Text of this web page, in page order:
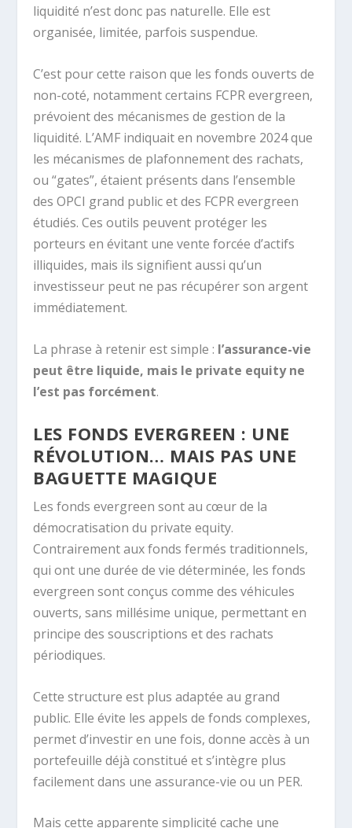
liquidité n’est donc pas naturelle. Elle est
organisée, limitée, parfois suspendue.
C’est pour cette raison que les fonds ouverts de
non-coté, notamment certains FCPR evergreen,
prévoient des mécanismes de gestion de la
liquidité. L’AMF indiquait en novembre 2024 que
les mécanismes de plafonnement des rachats,
ou “gates”, étaient présents dans l’ensemble
des OPCI grand public et des FCPR evergreen
étudiés. Ces outils peuvent protéger les
porteurs en évitant une vente forcée d’actifs
illiquides, mais ils signifient aussi qu’un
investisseur peut ne pas récupérer son argent
immédiatement.
La phrase à retenir est simple : l’assurance-vie
peut être liquide, mais le private equity ne
l’est pas forcément.
LES FONDS EVERGREEN : UNE
RÉVOLUTION… MAIS PAS UNE
BAGUETTE MAGIQUE
Les fonds evergreen sont au cœur de la
démocratisation du private equity.
Contrairement aux fonds fermés traditionnels,
qui ont une durée de vie déterminée, les fonds
evergreen sont conçus comme des véhicules
ouverts, sans millésime unique, permettant en
principe des souscriptions et des rachats
périodiques.
Cette structure est plus adaptée au grand
public. Elle évite les appels de fonds complexes,
permet d’investir en une fois, donne accès à un
portefeuille déjà constitué et s’intègre plus
facilement dans une assurance-vie ou un PER.
Mais cette apparente simplicité cache une